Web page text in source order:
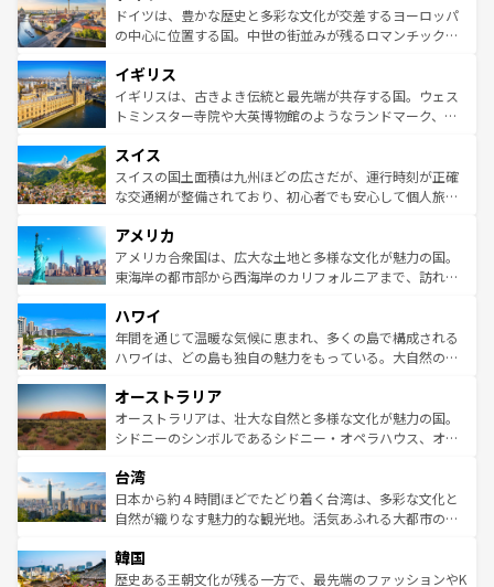
性で訪れる人を魅了する。 なお、新着のスペイン情報は コ
ンテンツ一覧を参照してほしい。
聖堂、美しいビーチ、そして豊かな自然が、訪れる者を心
から魅了する。また、フランスは美食の国としても知ら
いる。シャンパンの発祥地であるランス、プロヴァンスの
香り高いラベンダー畑など、多彩な楽しみ方が可能だ。さ
らに、パリ以外の地域にも魅力が溢れており、どの街角に
れる地方に足を運ぶとそれぞれで全く異なる文化を体験で
きるだろう。 なお、新着のフランス情報はコンテンツ一覧
を参照してほしい。
ドイツは、豊かな歴史と多彩な文化が交差するヨーロッパ
の中心に位置する国。中世の街並みが残るロマンチック街
顔を持つこの国は、どこを歩いても飽きることがない。ベ
ルリンの文化的活気、バイエルン州のアルプスの絶景、そ
してライン川沿いのワイン畑といった風景は必見。ビール
は、お酒好きな人にはぜひ体験してほしい。 なお、新着の
ドイツ情報はコンテンツ一覧を参照してほしい。
イギリス
イギリスは、古きよき伝統と最先端が共存する国。ウェス
トミンスター寺院や大英博物館のようなランドマーク、歴
リアごとに異なる魅力がある。また、優雅なアフタヌーン
ティー、ビール好きにはたまらない英国パブ、サッカー観
戦など、本場だからこそできる体験も豊富。イギリスを旅
ンツ一覧を参照してほしい。
スイス
スイスの国土面積は九州ほどの広さだが、運行時刻が正確
な交通網が整備されており、初心者でも安心して個人旅行
の建物がそのまま残る町や、スイスならではのユニークな
博物館もあり、アルプス観光だけでなく町歩きも満喫する
ことができる。国民の所得が高いため物価も高いが、旅行
ば市内交通費無料で観光を楽しむこともできる。 なお、新
着のスイス情報はコンテンツ一覧 を参照してほしい。
アメリカ
アメリカ合衆国は、広大な土地と多様な文化が魅力の国。
東海岸の都市部から西海岸のカリフォルニアまで、訪れる
のような巨大都市は、観光、ショッピング、エンターテイ
ンメントが詰まった刺激的なスポットだ。一方、アメリカ
西部には大自然が広がり、グランドキャニオンやイエロー
部のニューオーリンズでは、音楽と美食が融合した独特の
文化が魅力。旅行者はアメリカの各地域で異なる魅力を楽
しみながら、その多様性と豊かな歴史を感じることができ
ならではの贅沢な旅のスタイルだ。 なお、新着のアメリカ
情報はコンテンツ一覧を参照してほしい。
ハワイ
年間を通じて温暖な気候に恵まれ、多くの島で構成される
ハワイは、どの島も独自の魅力をもっている。大自然の神
ワイ島は見逃せない。また、定番の観光地といえばオアフ
島だが、静かな自然を求めるならマウイ島やカウアイ島が
おすすめ。エメラルドグリーンに輝く海をはじめ、豊かな
れるおもてなしの心で訪れる人々を迎えてくれるハワイの
人々、おいしいローカルフードやハワイアンミュージッ
ク、伝統的なフラダンスなど、すべてがハワイの魅力を彩
ワイを、存分に味わってほしい。 なお、新着のハワイ情報
はコンテンツ一覧を参照してほしい。
オーストラリア
オーストラリアは、壮大な自然と多様な文化が魅力の国。
シドニーのシンボルであるシドニー・オペラハウス、オー
リアリーフや大陸中央部にそびえるウルル（エアーズロッ
ク）、タスマニアの美しい原生林やケアンズの熱帯雨林な
ど、見どころがたくさん。また、カフェやワイン、オージ
いる。アクティビティも充実しており、サーフィンやダイ
ビング、ハイキングなど、アウトドア好きにはたまらな
台湾
日本から約４時間ほどでたどり着く台湾は、多彩な文化と
自然が織りなす魅力的な観光地。活気あふれる大都市の台
ン）、静ひつな山岳地帯である台湾東部など、都市の喧騒
と山間の静けさが共存しており、訪れる人に新しい発見と
韓国
歴史ある王朝文化が残る一方で、最先端のファッションやK